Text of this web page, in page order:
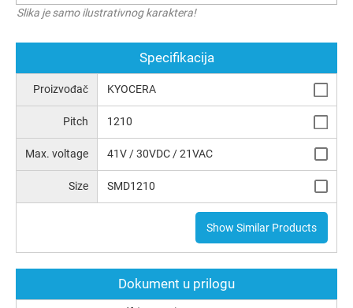
Slika je samo ilustrativnog karaktera!
Specifikacija
Proizvođač KYOCERA
Pitch 1210
Max. voltage 41V / 30VDC / 21VAC
Size SMD1210
Show Similar Products
Dokument u prilogu